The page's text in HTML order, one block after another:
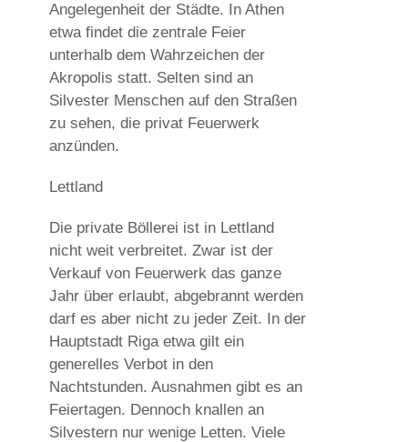
Angelegenheit der Städte. In Athen
etwa findet die zentrale Feier
unterhalb dem Wahrzeichen der
Akropolis statt. Selten sind an
Silvester Menschen auf den Straßen
zu sehen, die privat Feuerwerk
anzünden.
Lettland
Die private Böllerei ist in Lettland
nicht weit verbreitet. Zwar ist der
Verkauf von Feuerwerk das ganze
Jahr über erlaubt, abgebrannt werden
darf es aber nicht zu jeder Zeit. In der
Hauptstadt Riga etwa gilt ein
generelles Verbot in den
Nachtstunden. Ausnahmen gibt es an
Feiertagen. Dennoch knallen an
Silvestern nur wenige Letten. Viele